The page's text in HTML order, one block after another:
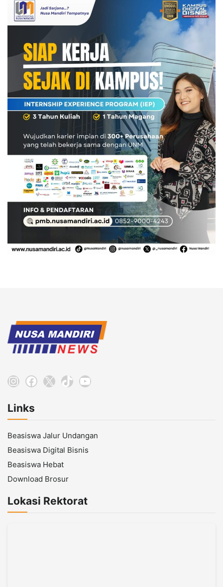
Instagram
Facebook
X TikTokYouTube
Links
Beasiswa Jalur Undangan
Beasiswa Digital Bisnis
Beasiswa Hebat
Download Brosur
Lokasi Rektorat